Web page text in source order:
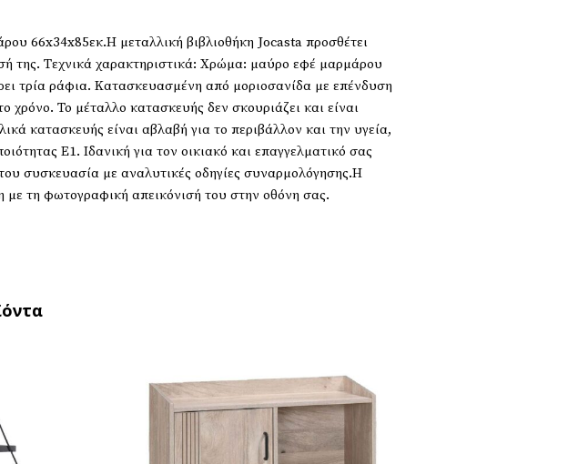
66x34x85εκ.Η μεταλλική βιβλιοθήκη Jocasta προσθέτει
της. Τεχνικά χαρακτηριστικά: Χρώμα: μαύρο εφέ μαρμάρου
τρία ράφια. Κατασκευασμένη από μοριοσανίδα με επένδυση
Το μέταλλο κατασκευής δεν σκουριάζει και είναι
κατασκευής είναι αβλαβή για το περιβάλλον και την υγεία,
Ε1. Ιδανική για τον οικιακό και επαγγελματικό σας
συσκευασία με αναλυτικές οδηγίες συναρμολόγησης.Η
τη φωτογραφική απεικόνισή του στην οθόνη σας.